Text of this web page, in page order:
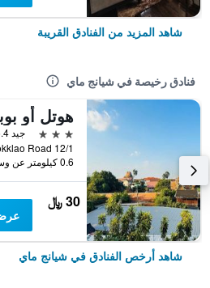
شاهد المزيد من الفنادق القريبة
فنادق رخيصة في شيانج ماي
3 نجوم
جيد 6.4
0.6 كيلومتر عن وسط المدينة
30 ﷼
شاهد أرخص الفنادق في شيانج ماي